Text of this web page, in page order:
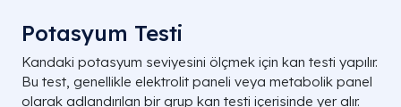
Potasyum Testi
Kandaki potasyum seviyesini ölçmek için kan testi yapılır.
Bu test, genellikle elektrolit paneli veya metabolik panel
olarak adlandırılan bir grup kan testi içerisinde yer alır.